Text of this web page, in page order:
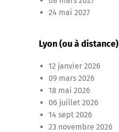
24 mai 2027
Lyon (ou à distance)
12 janvier 2026
09 mars 2026
18 mai 2026
06 juillet 2026
14 sept 2026
23 novembre 2026